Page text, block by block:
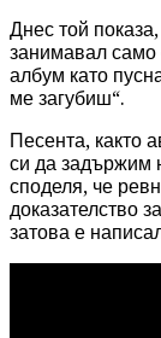
Днес той
занимавал само
албум като
ме загубиш“.
Песента, както
си да задържим
споделя, че
доказателство
затова е